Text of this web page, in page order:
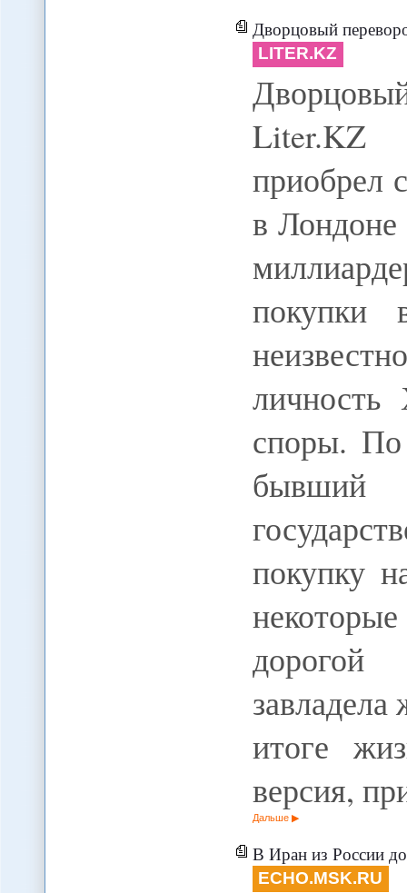
Дворцовый
LITER.KZ
Liter.KZ
приобрел
в Лондоне
покупки
споры.
покупку
дорогой
итоге
версия,
Дальше
В Иран из России
ECHO.MSK.RU